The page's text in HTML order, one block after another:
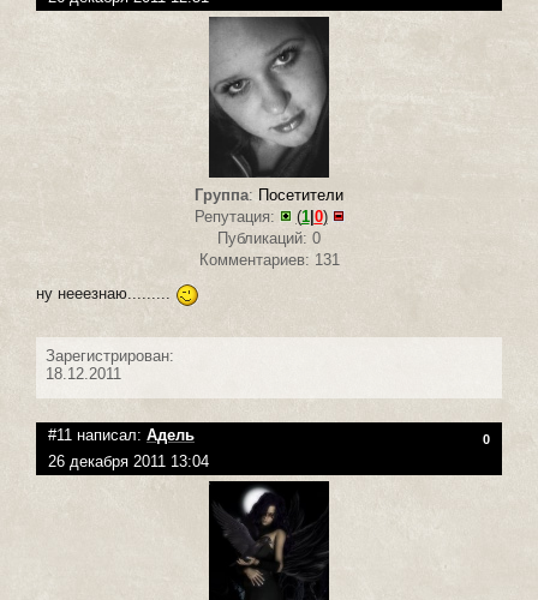
Группа: Посетители
Репутация:
(1|0)
Публикаций: 0
Комментариев: 131
ну нееезнаю.........
Зарегистрирован:
18.12.2011
#11 написал: Адель 0
26 декабря 2011 13:04